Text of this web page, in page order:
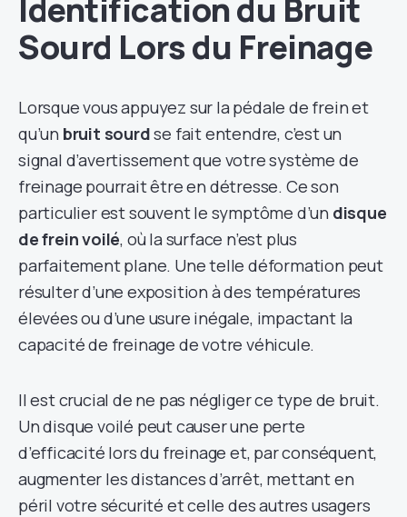
Identification du Bruit
Sourd Lors du Freinage
Lorsque vous appuyez sur la pédale de frein et
qu’un bruit sourdse fait entendre, c’est un
signal d’avertissement que votre système de
freinage pourrait être en détresse. Ce son
particulier est souvent le symptôme d’un disque
de frein voilé, où la surface n’est plus
parfaitement plane. Une telle déformation peut
résulter d’une exposition à des températures
élevées ou d’une usure inégale, impactant la
capacité de freinage de votre véhicule.
Il est crucial de ne pas négliger ce type de bruit.
Un disque voilé peut causer une perte
d’efficacité lors du freinage et, par conséquent,
augmenter les distances d’arrêt, mettant en
péril votre sécurité et celle des autres usagers